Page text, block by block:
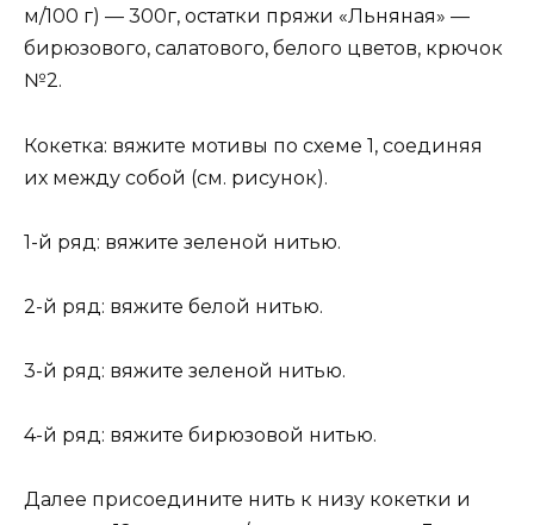
м/100 г) — 300г, остатки пряжи «Льняная» —
бирюзового, салатового, белого цветов, крючок
№2.
Кокетка: вяжите мотивы по схеме 1, соединяя
их между собой (см. рисунок).
1-й ряд: вяжите зеленой нитью.
2-й ряд: вяжите белой нитью.
3-й ряд: вяжите зеленой нитью.
4-й ряд: вяжите бирюзовой нитью.
Далее присоедините нить к низу кокетки и